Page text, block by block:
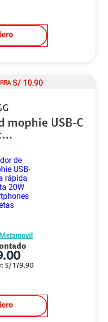
S/ 10.90
mophie USB-C
Metamovil
: S/ 179.90